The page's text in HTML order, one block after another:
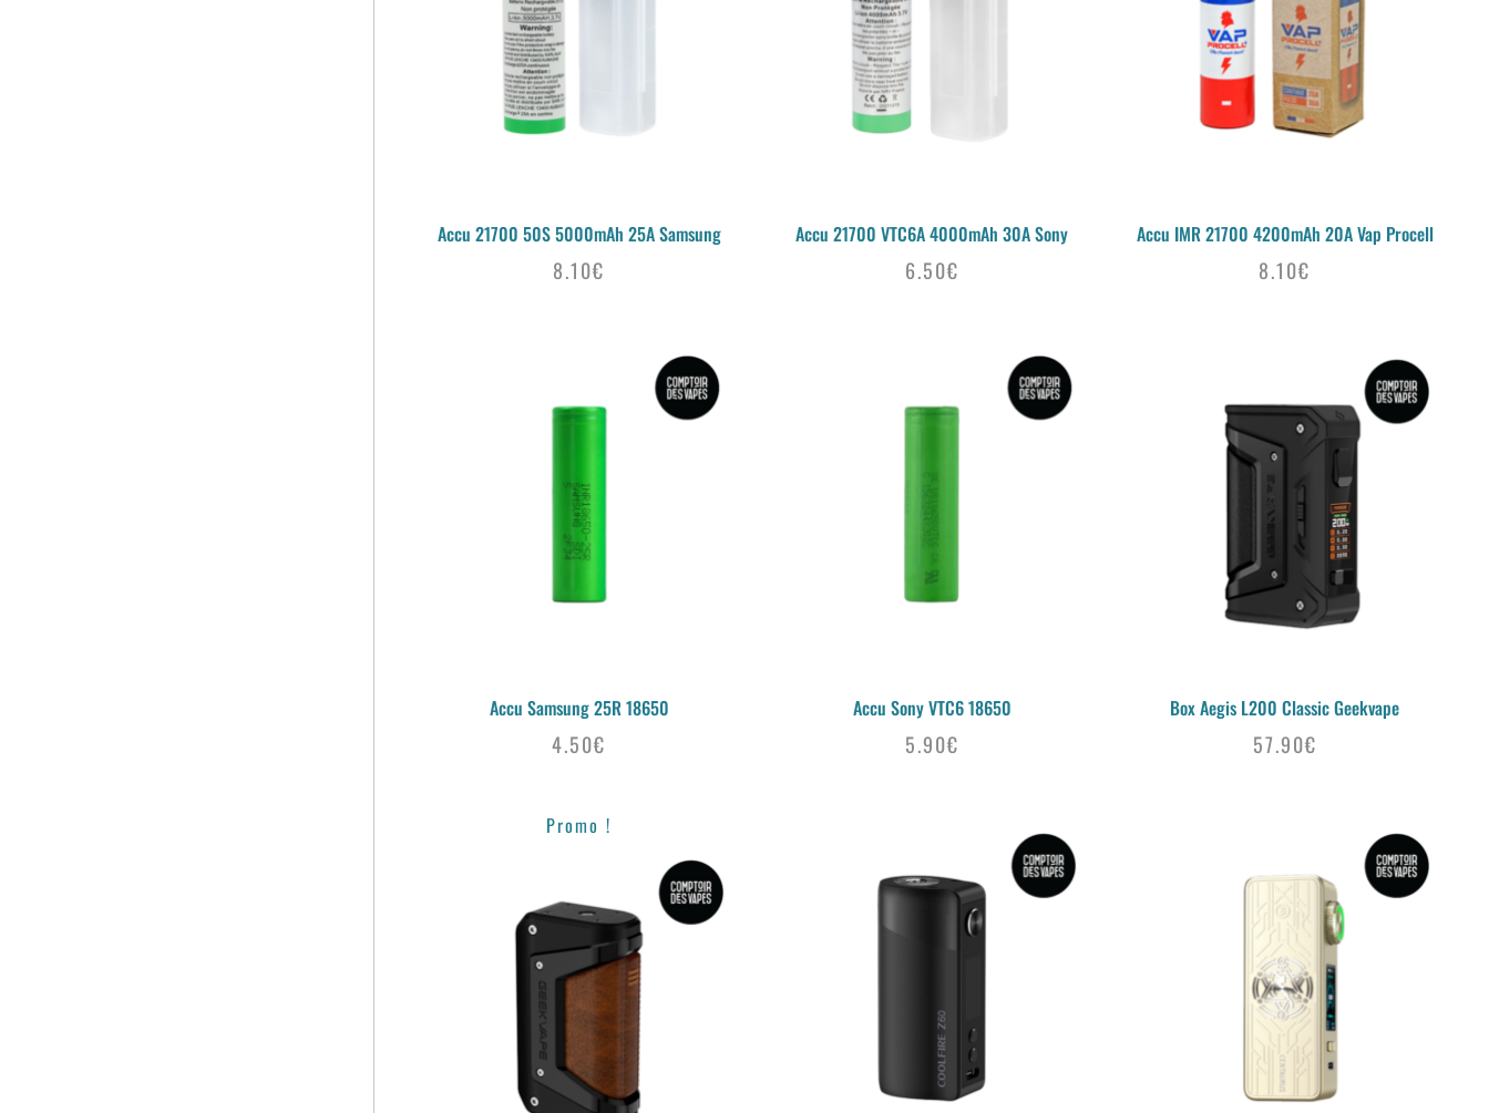
Accu 21700 50S 5000mAh 25A Samsung
8.10€
Accu 21700 VTC6A 4000mAh 30A Sony
6.50€
Accu IMR 21700 4200mAh 20A Vap Procell
8.10€
Accu Samsung 25R 18650
4.50€
Accu Sony VTC6 18650
5.90€
Box Aegis L200 Classic Geekvape
57.90€
Promo !